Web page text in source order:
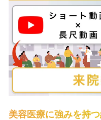
美容医療に強みを持